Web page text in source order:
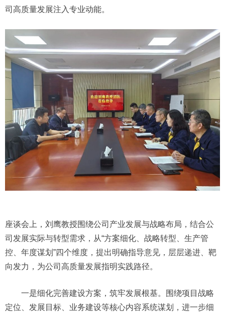
司高质量发展注入专业动能。
座谈会上，刘鹰教授围绕公司产业发展与战略布局，结合公
司发展实际与转型需求，从“方案细化、战略转型、生产管
控、年度谋划”四个维度，提出明确指导意见，层层递进、靶
向发力，为公司高质量发展指明实践路径。
一是细化完善建设方案，筑牢发展根基。围绕项目战略
定位、发展目标、业务建设等核心内容系统谋划，进一步细